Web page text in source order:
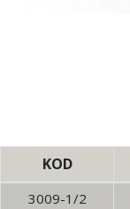
KOD
3009-1/2